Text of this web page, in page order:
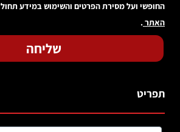
החופשי ועל מסירת הפרטים והשימוש במידע תחול
האתר.
שליחה
תפריט